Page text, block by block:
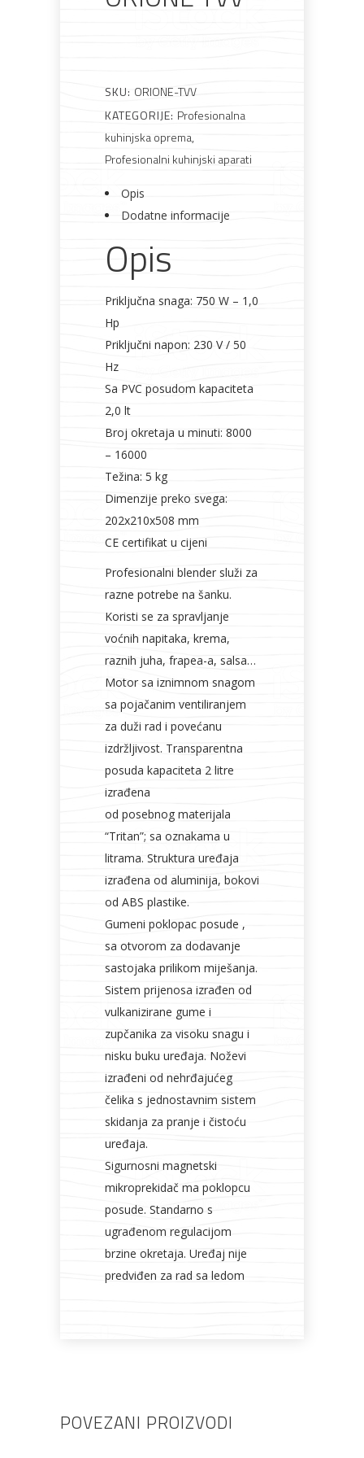
Metalna
galanterija
Elektromaterijal
SKU: ORIONE-TVV
KATEGORIJE: Profesionalna
kuhinjska oprema,
Profesionalni kuhinjski aparati
Opis
Dodatne informacije
Opis
Priključna snaga: 750 W – 1,0
Hp
Priključni napon: 230 V / 50
Hz
Sa PVC posudom kapaciteta
2,0 lt
Broj okretaja u minuti: 8000
– 16000
Težina: 5 kg
Dimenzije preko svega:
202x210x508 mm
CE certifikat u cijeni
Profesionalni blender služi za
razne potrebe na šanku.
Koristi se za spravljanje
voćnih napitaka, krema,
raznih juha, frapea-a, salsa…
Motor sa iznimnom snagom
sa pojačanim ventiliranjem
za duži rad i povećanu
izdržljivost. Transparentna
posuda kapaciteta 2 litre
izrađena
od posebnog materijala
“Tritan”; sa oznakama u
litrama. Struktura uređaja
izrađena od aluminija, bokovi
od ABS plastike.
Gumeni poklopac posude ,
sa otvorom za dodavanje
sastojaka prilikom miješanja.
Sistem prijenosa izrađen od
vulkanizirane gume i
zupčanika za visoku snagu i
nisku buku uređaja. Noževi
izrađeni od nehrđajućeg
čelika s jednostavnim sistem
skidanja za pranje i čistoću
uređaja.
Sigurnosni magnetski
mikroprekidač ma poklopcu
posude. Standarno s
ugrađenom regulacijom
brzine okretaja. Uređaj nije
predviđen za rad sa ledom
POVEZANI PROIZVODI